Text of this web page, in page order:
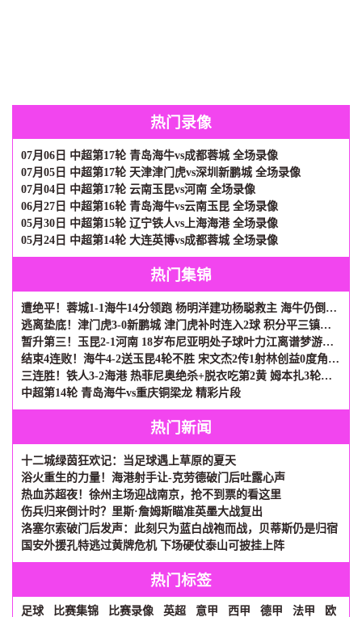
热门录像
07月06日 中超第17轮 青岛海牛vs成都蓉城 全场录像
07月05日 中超第17轮 天津津门虎vs深圳新鹏城 全场录像
07月04日 中超第17轮 云南玉昆vs河南 全场录像
06月27日 中超第16轮 青岛海牛vs云南玉昆 全场录像
05月30日 中超第15轮 辽宁铁人vs上海海港 全场录像
05月24日 中超第14轮 大连英博vs成都蓉城 全场录像
热门集锦
遭绝平！蓉城1-1海牛14分领跑 杨明洋建功杨聪救主 海牛仍倒数第3
逃离垫底！津门虎3-0新鹏城 津门虎补时连入2球 积分平三镇升第15
暂升第三！玉昆2-1河南 18岁布尼亚明处子球叶力江离谱梦游送礼
结束4连败！海牛4-2送玉昆4轮不胜 宋文杰2传1射林创益0度角破门
三连胜！铁人3-2海港 热菲尼奥绝杀+脱衣吃第2黄 姆本扎3轮轰6球
中超第14轮 青岛海牛vs重庆铜梁龙 精彩片段
热门新闻
十二城绿茵狂欢记：当足球遇上草原的夏天
浴火重生的力量！海港射手让-克劳德破门后吐露心声
热血苏超夜！徐州主场迎战南京，抢不到票的看这里
伤兵归来倒计时？里斯·詹姆斯瞄准英墨大战复出
洛塞尔索破门后发声：此刻只为蓝白战袍而战，贝蒂斯仍是归宿
国安外援孔特逃过黄牌危机 下场硬仗泰山可披挂上阵
热门标签
足球 比赛集锦 比赛录像 英超 意甲 西甲 德甲 法甲 欧